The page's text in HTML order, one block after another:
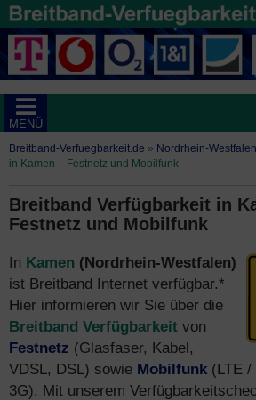
MENÜ
Breitband-Verfuegbarkeit.de » Nordrhein-Westfalen
in Kamen – Festnetz und Mobilfunk
Breitband Verfügbarkeit in
Festnetz und Mobilfunk
In Kamen (Nordrhein-Westfalen)
ist Breitband Internet verfügbar.*
Hier informieren wir Sie über die
Breitband Verfügbarkeit von
Festnetz (Glasfaser, Kabel,
VDSL, DSL) sowie Mobilfunk (LTE /
3G). Mit unserem